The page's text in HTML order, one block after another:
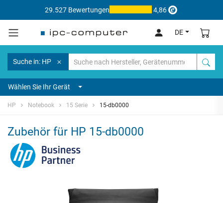
29.527 Bewertungen 4,86
DE
Suche in: HP
Wählen Sie Ihr Gerät
HP Notebook 15 Serie 15-db0000
Zubehör für HP 15-db0000